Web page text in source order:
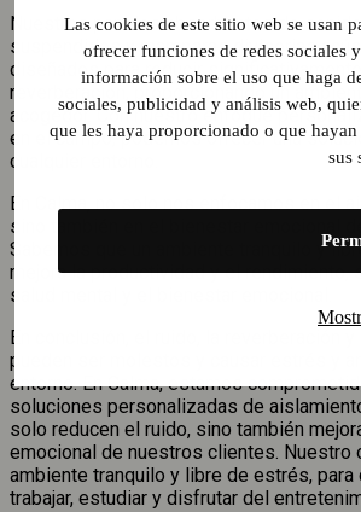
Las cookies de este sitio web se usan
ofrecer funciones de redes sociales
información sobre el uso que haga
sociales, publicidad y análisis web,
que les haya proporcionado o que
sus
Nuestros paneles absorbentes de
suspendidos y mamparas divisorias
diseñados para reducir
reverberación, proporcionando un
acogedor. Con nuestro enfoque
en el campo, podemos ofrecer una
cualquier entorno.
En Calma, no solo nos enfocamos en el
sino también en el bienestar emocional
Sabemos que un ambiente tranquilo y
mejora la productividad y el rendimiento,
salud mental y el bienestar emocional.
En conclusión, el ruido, la reverberación y
pueden ser molestos y causar estrés y
entorno. En Calma, estamos
soluciones personalizadas de
solo reducen el ruido, sino también
emocional de nuestros clientes. Nuestro
ambiente tranquilo y libre de estrés, para
trabajar, estudiar y disfrutar del